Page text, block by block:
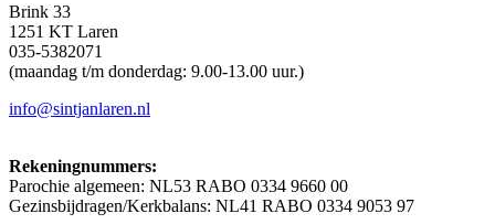
Brink 33
1251 KT Laren
035-5382071
(maandag t/m donderdag: 9.00-13.00 uur.)
info@sintjanlaren.nl
Rekeningnummers:
Parochie algemeen: NL53 RABO 0334 9660 00
Gezinsbijdragen/Kerkbalans: NL41 RABO 0334 9053 97